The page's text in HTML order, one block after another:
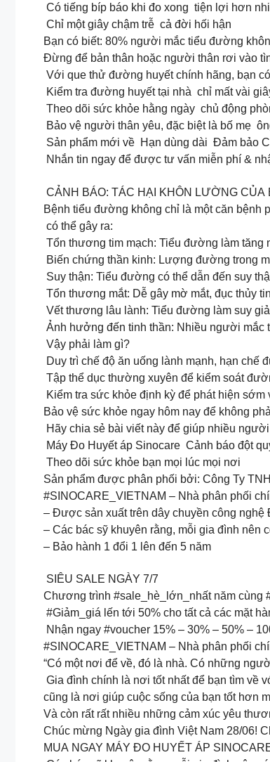
Có tiếng bíp báo khi đo xong tiện lợi hơn
Chỉ một giây chậm trễ cả đời hối hận
Bạn có biết: 80% người mắc tiểu đường
Đừng để bản thân hoặc người thân rơi vào
Với que thử đường huyết chính hãng, bạn
Kiểm tra đường huyết tại nhà chỉ mất vài
Theo dõi sức khỏe hằng ngày chủ động
Bảo vệ người thân yêu, đặc biệt là bố mẹ
Sản phẩm mới về Hạn dùng dài Đảm bảo
Nhắn tin ngay để được tư vấn miễn phí &
CẢNH BÁO: TÁC HẠI KHÔN LƯỜNG
Bệnh tiểu đường không chỉ là một căn bệnh
có thể gây ra:
Tổn thương tim mạch: Tiểu đường làm tăng
Biến chứng thần kinh: Lượng đường trong
Suy thận: Tiểu đường có thể dẫn đến suy
Tổn thương mắt: Dễ gây mờ mắt, đục thủy
Vết thương lâu lành: Tiểu đường làm suy
Ảnh hưởng đến tinh thần: Nhiều người mắc
Vậy phải làm gì?
Duy trì chế độ ăn uống lành mạnh, hạn chế
Tập thể dục thường xuyên để kiểm soát
Kiểm tra sức khỏe định kỳ để phát hiện sớm
Bảo vệ sức khỏe ngay hôm nay để không
Hãy chia sẻ bài viết này để giúp nhiều
Máy Đo Huyết áp Sinocare Cảnh báo đột
️ Theo dõi sức khỏe bạn mọi lúc mọi nơi️
Sản phẩm được phân phối bởi: Công Ty
#SINOCARE_VIETNAM – Nhà phân phối
– Được sản xuất trên dây chuyền công nghệ
– Các bác sỹ khuyên rằng, mỗi gia đình nên
– Bảo hành 1 đổi 1 lên đến 5 năm
SIÊU SALE NGÀY 7/7
Chương trình #sale_hè_lớn_nhất năm cùng
#Giảm_giá lến tới 50% cho tất cả các mặt
Nhận ngay #voucher 15% – 30% – 50% –
#SINOCARE_VIETNAM – Nhà phân phối
“Có một nơi để về, đó là nhà. Có những
Gia đình chính là nơi tốt nhất để bạn tìm về
cũng là nơi giúp cuộc sống của bạn tốt hơn
Và còn rất rất nhiều những cảm xúc yêu
Chúc mừng Ngày gia đình Việt Nam 28/06!
MUA NGAY MÁY ĐO HUYẾT ÁP